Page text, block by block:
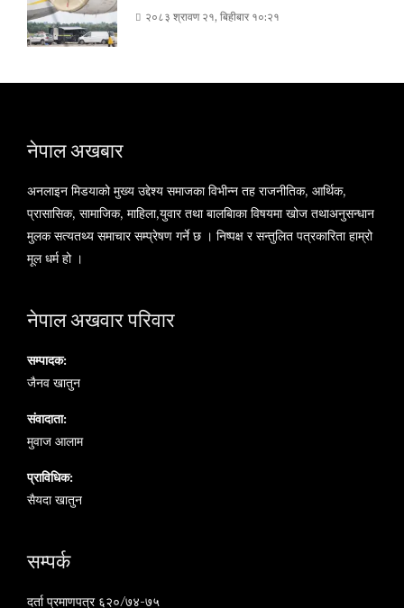
२०८३ श्रावण २१, बिहीबार १०:२१
नेपाल अखबार
अनलाइन मिडयाको मुख्य उद्देश्य समाजका विभीन्न तह राजनीतिक, आर्थिक,
प्रासासिक, सामाजिक, माहिला,युवार तथा बालबािका विषयमा खोज तथाअनुसन्धान
मुलक सत्यतथ्य समाचार सम्प्रेषण गर्ने छ । निष्पक्ष र सन्तुलित पत्रकारिता हाम्रो
मूल धर्म हो ।
नेपाल अखवार परिवार
सम्पादक:
जैनव खातुन
संवादाता:
मुवाज आलाम
प्राविधिक:
सैयदा खातुन
सम्पर्क
दर्ता प्रमाणपत्र ६२०/७४-७५